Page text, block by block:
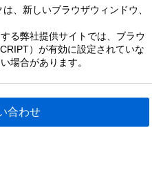
、新しいブラウザウィンドウ、
る弊社提供サイトでは、ブラウ
）が有効に設定されていな
場合があります。
合わせ